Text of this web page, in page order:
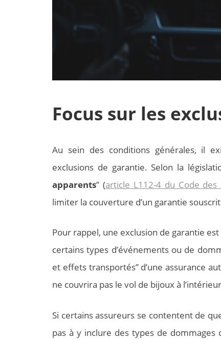
Focus sur les
Au sein des conditions générales, il
exclusions de garantie. Selon la
apparents” (article L112-4 du Code des
limiter la couverture d’un garantie
Pour rappel, une exclusion de garantie
certains types d’événements ou de
et effets transportés” d’une assurance
ne couvrira pas le vol de bijoux à
Si certains assureurs se contentent de
pas à y inclure des types de dommages